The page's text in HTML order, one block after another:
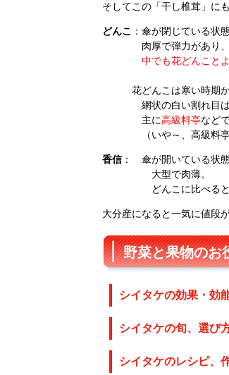
そしてこの「干し椎茸」に
どんこ ：傘が閉じている状
肉厚で弾力があり、歯
中でも花どんこと
花どんこは寒い時期から
網状の白い割れ目は見
主に高級料亭など
（いや～、高級料亭な
香信： 傘が開いている状態
大型で肉薄。
どんこに比べるとやや
大分産になると一気に値段
野菜と果物のお
シイタケの効果・効
シイタケの旬、選び
シイタケのレシピ、